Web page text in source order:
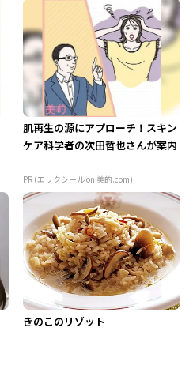
肌再生の源にアプローチ！スキン
ケア科学者の次田哲也さんが案内
PR (エリクシール on 美的.com)
きのこのリゾット